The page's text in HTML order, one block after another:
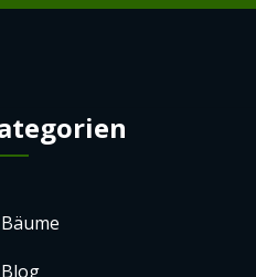
Bäume
Blog